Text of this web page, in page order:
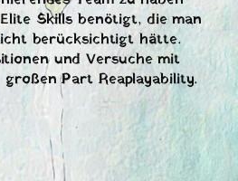
Skills benötigt, die man
berücksichtigt hätte.
und Versuche mit
Part Reaplayability.